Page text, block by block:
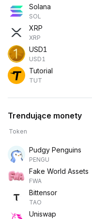
Solana
SOL
XRP
XRP
USD1
USD1
Tutorial
TUT
Trendujące monety
Token
Pudgy Penguins
PENGU
Fake World Assets
FWA
Bittensor
TAO
Uniswap